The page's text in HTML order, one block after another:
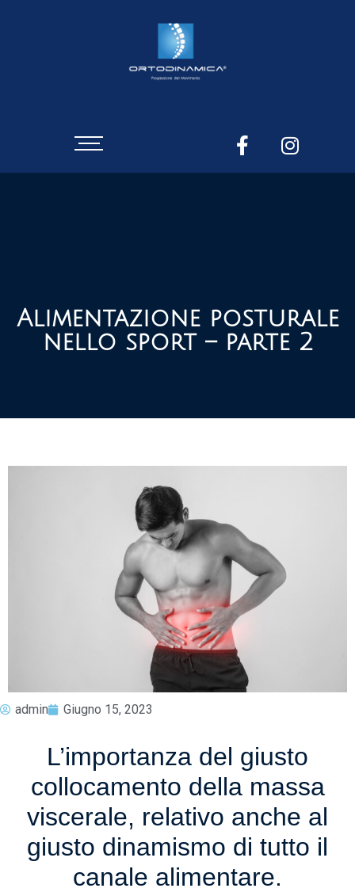
Alimentazione posturale
nello sport – parte 2
admin Giugno 15, 2023
L’importanza del giusto
collocamento della massa
viscerale, relativo anche al
giusto dinamismo di tutto il
canale alimentare.